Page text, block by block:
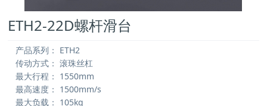
ETH2-22D螺杆滑台
产品系列： ETH2
传动方式： 滚珠丝杠
最大行程： 1550mm
最高速度： 1500mm/s
最大负载： 105kg